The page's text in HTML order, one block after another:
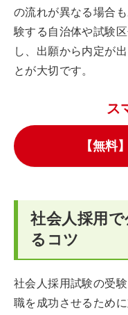
の流れが異なる場合
験する自治体や試験
し、出願から内定が
とが大切です。
ス
【無料
社会人採用
るコツ
社会人採用試験の受
職を成功させるため